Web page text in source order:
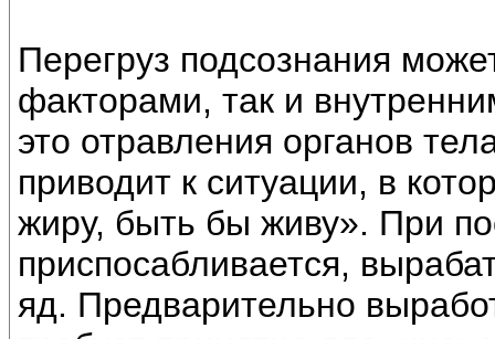
Перегруз подсознания
факторами, так и
это отравления органов
приводит к ситуации, в
жиру, быть бы живу». При
приспосабливается,
яд. Предварительно